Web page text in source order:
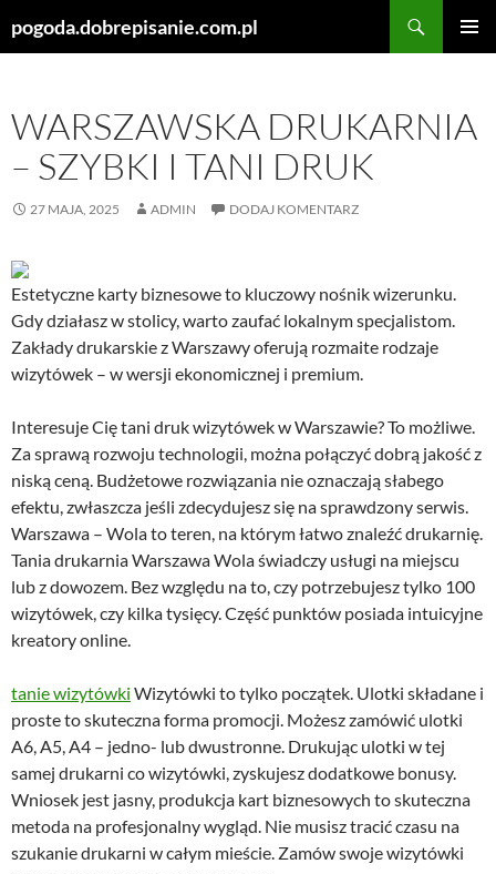
pogoda.dobrepisanie.com.pl
WARSZAWSKA DRUKARNIA
– SZYBKI I TANI DRUK
27 MAJA, 2025 ADMIN DODAJ KOMENTARZ
Estetyczne karty biznesowe to kluczowy nośnik wizerunku.
Gdy działasz w stolicy, warto zaufać lokalnym specjalistom.
Zakłady drukarskie z Warszawy oferują rozmaite rodzaje
wizytówek – w wersji ekonomicznej i premium.
Interesuje Cię tani druk wizytówek w Warszawie? To możliwe.
Za sprawą rozwoju technologii, można połączyć dobrą jakość z
niską ceną. Budżetowe rozwiązania nie oznaczają słabego
efektu, zwłaszcza jeśli zdecydujesz się na sprawdzony serwis.
Warszawa – Wola to teren, na którym łatwo znaleźć drukarnię.
Tania drukarnia Warszawa Wola świadczy usługi na miejscu
lub z dowozem. Bez względu na to, czy potrzebujesz tylko 100
wizytówek, czy kilka tysięcy. Część punktów posiada intuicyjne
kreatory online.
tanie wizytówki Wizytówki to tylko początek. Ulotki składane i
proste to skuteczna forma promocji. Możesz zamówić ulotki
A6, A5, A4 – jedno- lub dwustronne. Drukując ulotki w tej
samej drukarni co wizytówki, zyskujesz dodatkowe bonusy.
Wniosek jest jasny, produkcja kart biznesowych to skuteczna
metoda na profesjonalny wygląd. Nie musisz tracić czasu na
szukanie drukarni w całym mieście. Zamów swoje wizytówki